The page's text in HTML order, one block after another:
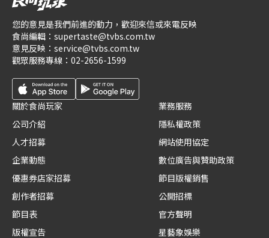
您的意見是我們前進的動力，歡迎來信或來電反映
食尚編輯： supertaste@tvbs.com.tw
意見反映： service@tvbs.com.tw
觀眾服務專線： 02-2656-1599
關於食尚玩家
公司介紹
人才招募
企業動態
優惠券店家招募
創作者招募
節目表
版權宣告
業務服務
隱私權政策
網站使用協定
數位廣告與贊助政策
節目版權銷售
公開招標
官方聲明
星藝象娛樂